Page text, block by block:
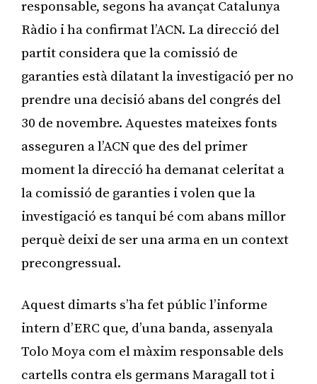
responsable, segons ha avançat Catalunya
Ràdio i ha confirmat l’ACN. La direcció del
partit considera que la comissió de
garanties està dilatant la investigació per no
prendre una decisió abans del congrés del
30 de novembre. Aquestes mateixes fonts
asseguren a l’ACN que des del primer
moment la direcció ha demanat celeritat a
la comissió de garanties i volen que la
investigació es tanqui bé com abans millor
perquè deixi de ser una arma en un context
precongressual.
Aquest dimarts s’ha fet públic l’informe
intern d’ERC que, d’una banda, assenyala
Tolo Moya com el màxim responsable dels
cartells contra els germans Maragall tot i